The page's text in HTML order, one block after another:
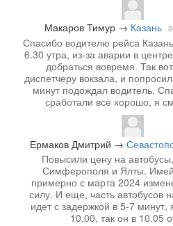
Макаров Тимур → Казань
Спасибо водителю рейса
6.30 утра, из-за аварии в
добраться вовремя. Так
диспетчеру вокзала, и
минут подождал водитель.
сработали все хорошо, я
Ермаков Дмитрий →
Повысили цену на
Симферополя и Ялты.
примерно с марта 2024
силу. И еще, часть автобусов
идет с задержкой в 5-7
10.00, так он в 10.05